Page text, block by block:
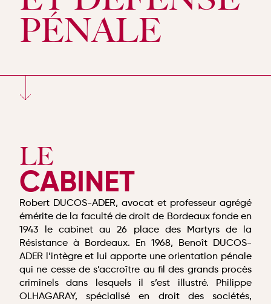
PÉNALE
LE
CABINET
Robert DUCOS-ADER, avocat et professeur agrégé
émérite de la faculté de droit de Bordeaux fonde en
1943 le cabinet au 26 place des Martyrs de la
Résistance à Bordeaux. En 1968, Benoît DUCOS-
ADER l’intègre et lui apporte une orientation pénale
qui ne cesse de s’accroître au fil des grands procès
criminels dans lesquels il s’est illustré. Philippe
OLHAGARAY, spécialisé en droit des sociétés,